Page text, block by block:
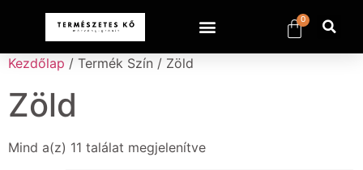
0
Kezdőlap / Termék Szín / Zöld
Zöld
Mind a(z) 11 találat megjelenítve